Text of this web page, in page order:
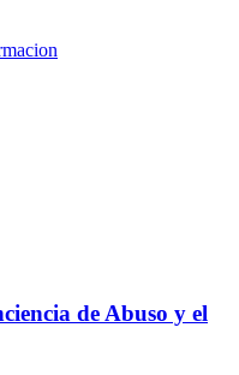
de Abuso y el